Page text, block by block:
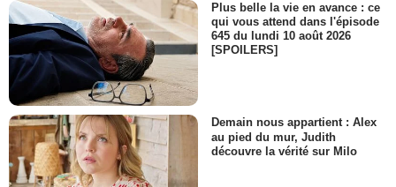
Plus belle la vie en avance : ce
qui vous attend dans l'épisode
645 du lundi 10 août 2026
[SPOILERS]
Demain nous appartient : Alex
au pied du mur, Judith
découvre la vérité sur Milo